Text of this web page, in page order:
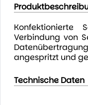
Konfektionierte
Verbindung von
angespritzt und
Technische Daten